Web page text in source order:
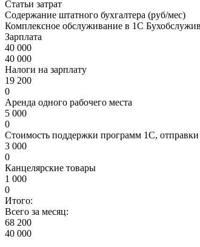
Статьи затрат
Содержание штатного бухгалтера (руб/мес)
Комплексное обслуживание в 1С
Зарплата
40 000
40 000
Налоги на зарплату
19 200
0
Аренда одного рабочего места
5 000
0
Стоимость поддержки программ 1С, отправки
3 000
0
Канцелярские товары
1 000
0
Итого:
Всего за месяц:
68 200
40 000